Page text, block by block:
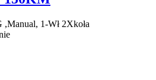
1-Wł 2Xkoła